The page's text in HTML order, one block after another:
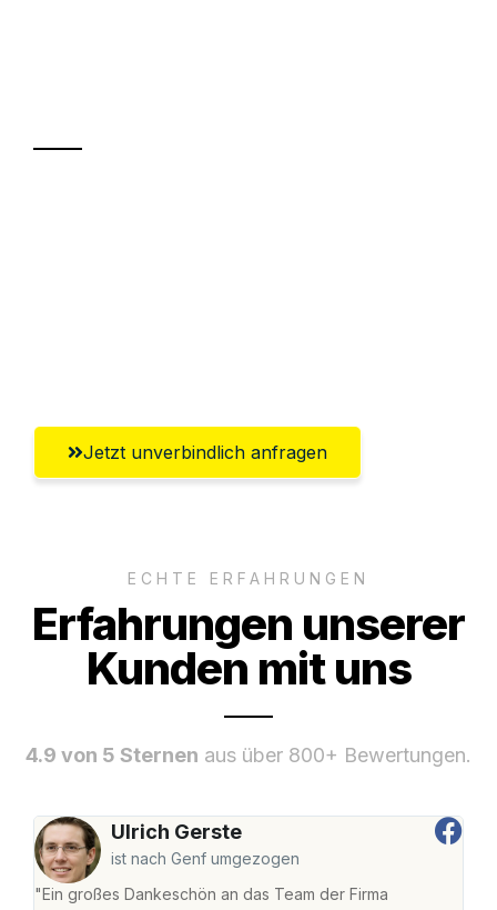
Jetzt unverbindlich anfragen
ECHTE ERFAHRUNGEN
Erfahrungen unserer
Kunden mit uns
4.9 von 5 Sternen aus über 800+ Bewertungen.
Ulrich Gerste
ist nach Genf umgezogen
"Ein großes Dankeschön an das Team der Firma